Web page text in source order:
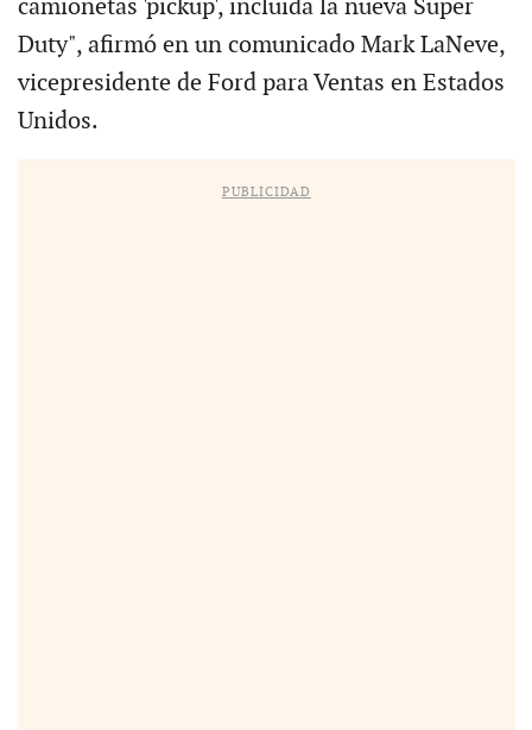
camionetas 'pickup', incluida la nueva Super
Duty", afirmó en un comunicado Mark LaNeve,
vicepresidente de Ford para Ventas en Estados
Unidos.
PUBLICIDAD